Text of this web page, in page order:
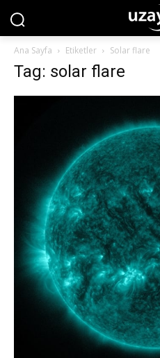
Ana Sayfa Etiketler Solar flare
Tag: solar flare